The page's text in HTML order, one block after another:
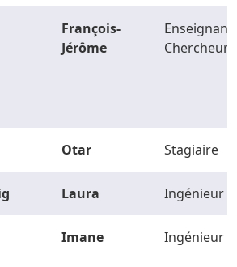
François-
Jérôme
Enseignant-
Chercheur
Otar Stagiaire
Laura Ingénieur
Imane Ingénieur